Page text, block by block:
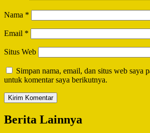
Nama *
Email *
Situs Web
Simpan nama, email, dan situs web saya
untuk komentar saya berikutnya.
Berita Lainnya